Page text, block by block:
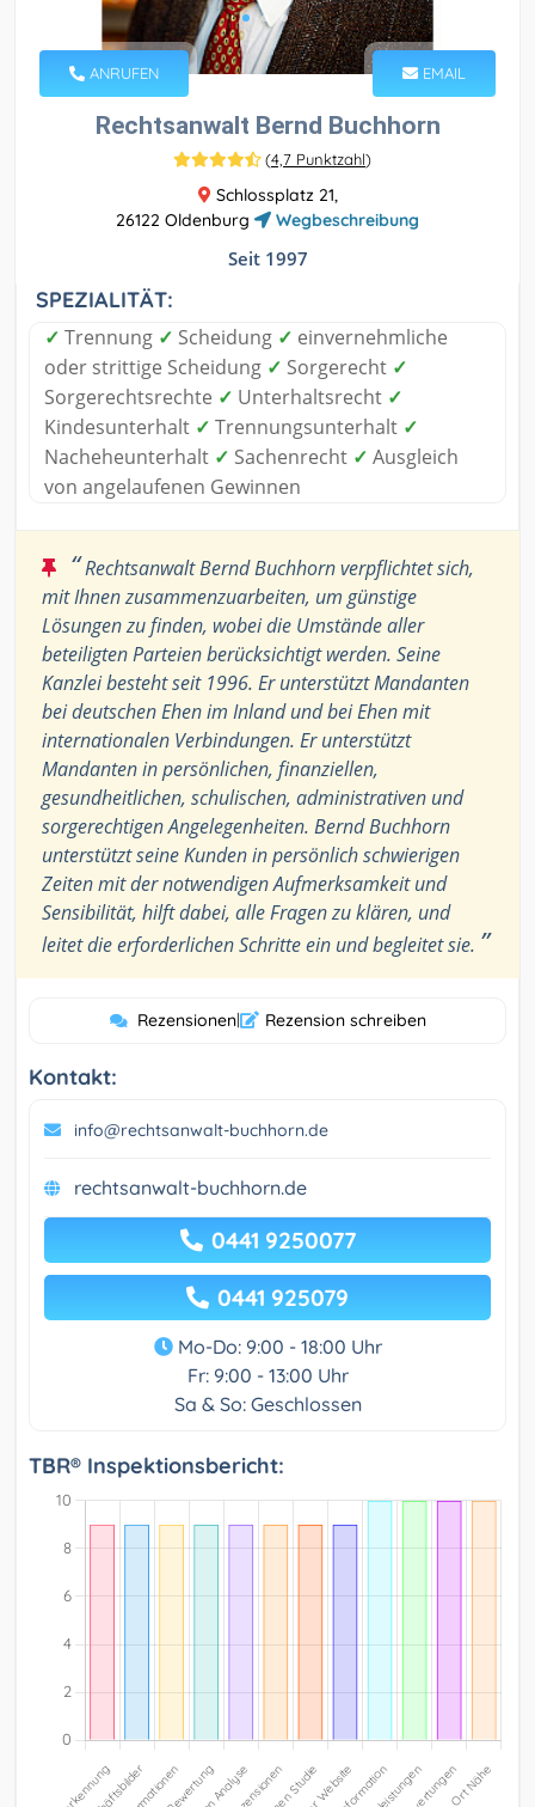
ANRUFEN EMAIL
Rechtsanwalt Bernd Buchhorn
(4,7 Punktzahl)
Schlossplatz 21,
26122 Oldenburg
Wegbeschreibung
Seit 1997
SPEZIALITÄT:
✓ Trennung ✓ Scheidung ✓ einvernehmliche
oder strittige Scheidung ✓ Sorgerecht ✓
Sorgerechtsrechte ✓ Unterhaltsrecht ✓
Kindesunterhalt ✓ Trennungsunterhalt ✓
Nacheheunterhalt ✓ Sachenrecht ✓ Ausgleich
von angelaufenen Gewinnen
“Rechtsanwalt Bernd Buchhorn verpflichtet sich,
mit Ihnen zusammenzuarbeiten, um günstige
Lösungen zu finden, wobei die Umstände aller
beteiligten Parteien berücksichtigt werden. Seine
Kanzlei besteht seit 1996. Er unterstützt Mandanten
bei deutschen Ehen im Inland und bei Ehen mit
internationalen Verbindungen. Er unterstützt
Mandanten in persönlichen, finanziellen,
gesundheitlichen, schulischen, administrativen und
sorgerechtigen Angelegenheiten. Bernd Buchhorn
unterstützt seine Kunden in persönlich schwierigen
Zeiten mit der notwendigen Aufmerksamkeit und
Sensibilität, hilft dabei, alle Fragen zu klären, und
leitet die erforderlichen Schritte ein und begleitet sie. ”
Rezensionen| Rezension schreiben
Kontakt:
info@rechtsanwalt-buchhorn.de
rechtsanwalt-buchhorn.de
0441 9250077
0441 925079
Mo-Do: 9:00 - 18:00 Uhr
Fr: 9:00 - 13:00 Uhr
Sa & So: Geschlossen
TBR® Inspektionsbericht: